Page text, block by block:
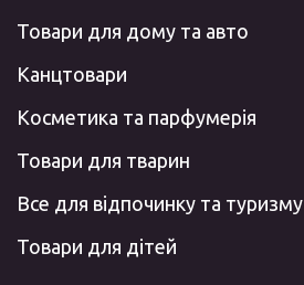
Товари для дому та авто
Канцтовари
Косметика та парфумерія
Товари для тварин
Все для відпочинку та туризму
Товари для дітей